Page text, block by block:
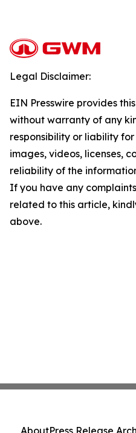
Legal Disclaimer:
EIN Presswire provides
without warranty of any
responsibility or liability
images, videos, licenses,
reliability of the
If you have any
related to this article,
above.
AboutPress Release